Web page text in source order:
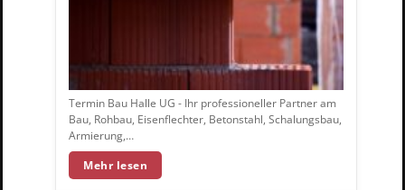
Termin Bau Halle UG - Ihr professioneller Partner am
Bau, Rohbau, Eisenflechter, Betonstahl, Schalungsbau,
Armierung,…
Mehr lesen